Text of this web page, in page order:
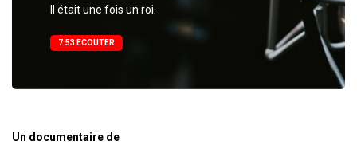
Il était une fois un roi.
7:53 ECOUTER
Un documentaire de